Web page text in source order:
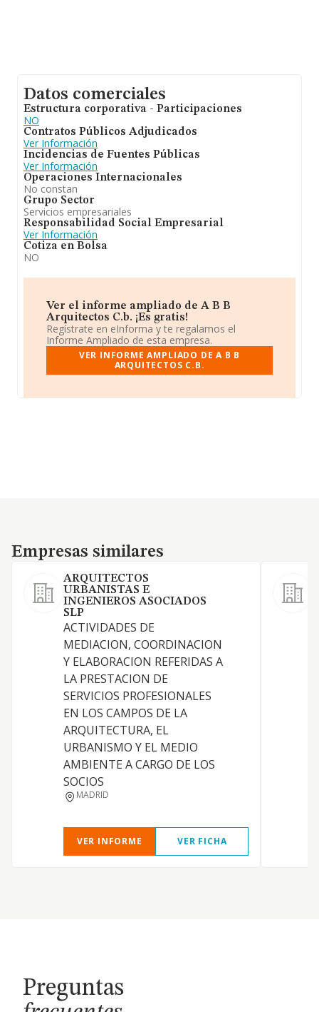
Datos comerciales
Estructura corporativa - Participaciones
NO
Contratos Públicos Adjudicados
Ver Información
Incidencias de Fuentes Públicas
Ver Información
Operaciones Internacionales
No constan
Grupo Sector
Servicios empresariales
Responsabilidad Social Empresarial
Ver Información
Cotiza en Bolsa
NO
Ver el informe ampliado de A B B
Arquitectos C.b. ¡Es gratis!
Regístrate en eInforma y te regalamos el
Informe Ampliado de esta empresa.
VER INFORME AMPLIADO DE A B B
ARQUITECTOS C.B.
Empresas similares
Empresas similares
ARQUITECTOS
URBANISTAS E
INGENIEROS ASOCIADOS
SLP
ACTIVIDADES DE
MEDIACION, COORDINACION
Y ELABORACION REFERIDAS A
LA PRESTACION DE
SERVICIOS PROFESIONALES
EN LOS CAMPOS DE LA
ARQUITECTURA, EL
URBANISMO Y EL MEDIO
AMBIENTE A CARGO DE LOS
SOCIOS
MADRID
VER INFORME VER FICHA
Preguntas